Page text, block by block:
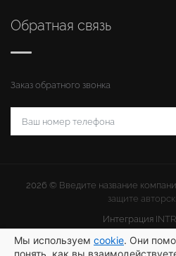
Мы используем cookie. Они
понять, как вы
Обратная связь
Заказ обратного звонка
2026 © Введите название
защите
Интеграция